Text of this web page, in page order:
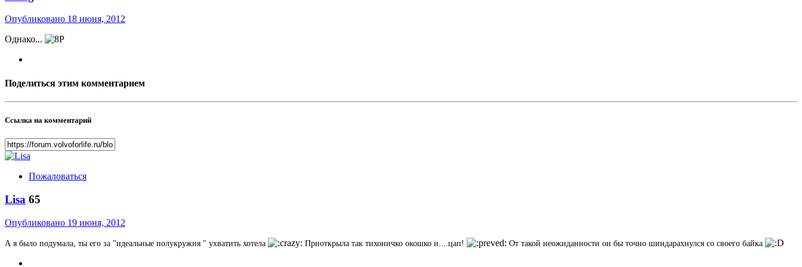
Опубликовано 18 июня, 2012
Однако...
Поделиться этим комментарием
Ссылка на комментарий
Пожаловаться
Lisa 65
Опубликовано 19 июня, 2012
А я было подумала, ты его за "идеальные полукружия " ухватить хотела Приоткрыла так тихоничко окошко и....цап! От такой неожиданности он бы точно шиндарахнулся со своего байка